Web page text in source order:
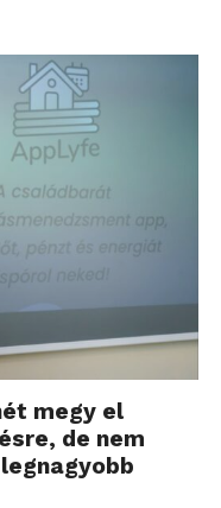
megy el
de nem